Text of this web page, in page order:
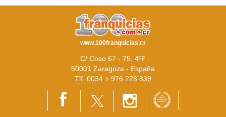
www.100franquicias.cr
C/ Coso 67 - 75, 4ºF
50001 Zaragoza - España
Tlf. 0034 + 976 228 839